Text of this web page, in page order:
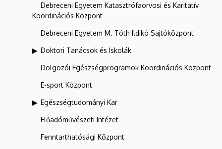
Debreceni Egyetem Katasztrófaorvosi és Karitatív
Koordinációs Központ
Debreceni Egyetem M. Tóth Ildikó Sajtóközpont
Doktori Tanácsok és Iskolák
Dolgozói Egészségprogramok Koordinációs Központ
E-sport Központ
Egészségtudományi Kar
Előadóművészeti Intézet
Fenntarthatósági Központ